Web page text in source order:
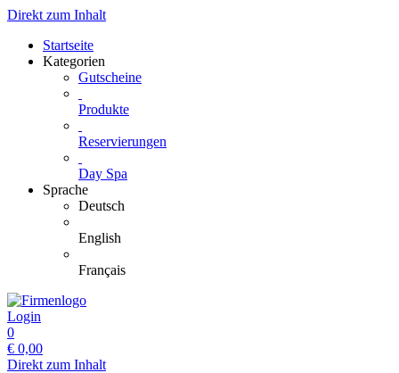
Direkt zum Inhalt
Startseite
Kategorien
Gutscheine
Produkte
Reservierungen
Day Spa
Sprache
Deutsch
English
Français
Login
0
€ 0,00
Direkt zum Inhalt